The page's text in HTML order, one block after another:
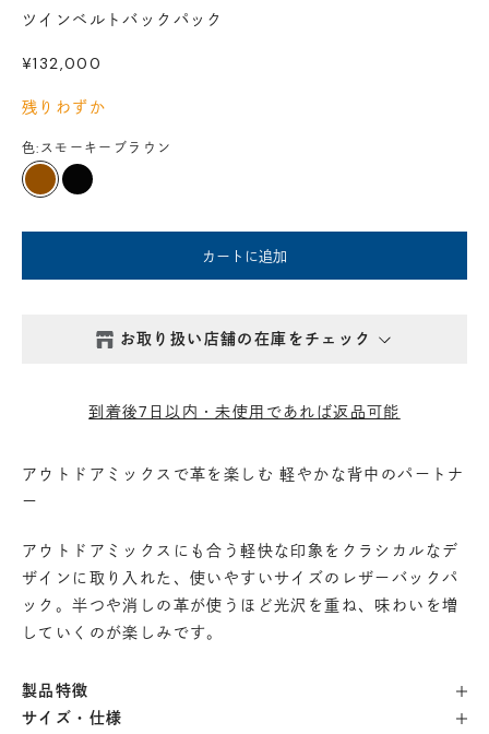
ツインベルトバックパック
セール価格
¥132,000
残りわずか
色:スモーキーブラウン
スモーキーブラウン
ブラック
カートに追加
お取り扱い店舗の在庫をチェック
渋谷店- 在庫 -△
六本木店- 在庫 -△
日本橋店
到着後7日以内・未使用であれば返品可能
アウトドアミックスで革を楽しむ 軽やかな背中のパートナ
ー
アウトドアミックスにも合う軽快な印象をクラシカルなデ
ザインに取り入れた、使いやすいサイズのレザーバックパ
ック。半つや消しの革が使うほど光沢を重ね、味わいを増
していくのが楽しみです。
製品特徴
サイズ・仕様